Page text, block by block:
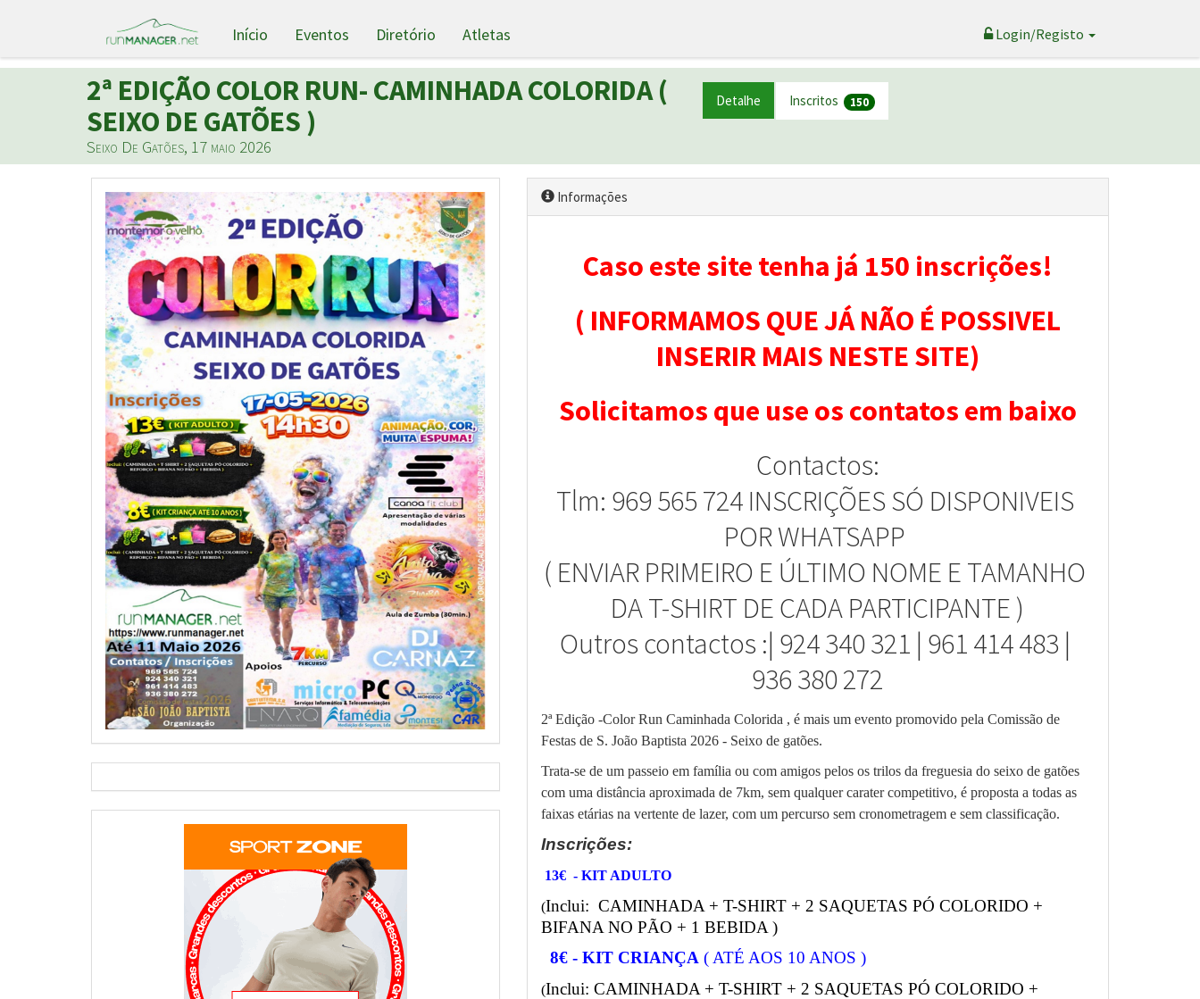
Início Eventos Diretório Atletas Login/Registo
2ª EDIÇÃO COLOR RUN- CAMINHADA COLORIDA (
SEIXO DE GATÕES )
Seixo De Gatões, 17 maio 2026
Detalhe Inscritos 150
Informações
Caso este site tenha já 150 inscrições!
( INFORMAMOS QUE JÁ NÃO É POSSIVEL
INSERIR MAIS NESTE SITE)
Solicitamos que use os contatos em baixo
Contactos:
Tlm: 969 565 724 INSCRIÇÕES SÓ DISPONIVEIS
POR WHATSAPP
( ENVIAR PRIMEIRO E ÚLTIMO NOME E TAMANHO
DA T-SHIRT DE CADA PARTICIPANTE )
Outros contactos :| 924 340 321 | 961 414 483 |
936 380 272
2ª Edição -Color Run Caminhada Colorida , é mais um evento promovido pela Comissão de
Festas de S. João Baptista 2026 - Seixo de gatões.
Trata-se de um passeio em família ou com amigos pelos os trilos da freguesia do seixo de gatões
com uma distância aproximada de 7km, sem qualquer carater competitivo, é proposta a todas as
faixas etárias na vertente de lazer, com um percurso sem cronometragem e sem classificação.
Inscrições:
13€ - KIT ADULTO
(Inclui: CAMINHADA + T-SHIRT + 2 SAQUETAS PÓ COLORIDO +
BIFANA NO PÃO + 1 BEBIDA )
8€ - KIT CRIANÇA ( ATÉ AOS 10 ANOS )
(Inclui: CAMINHADA + T-SHIRT + 2 SAQUETAS PÓ COLORIDO +